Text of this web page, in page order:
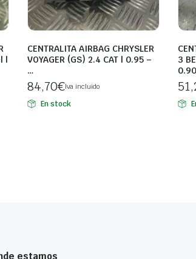
|
CENTRALITA AIRBAG CHRYSLER
VOYAGER (GS) 2.4 CAT | 0.95 –
…
84,70€Iva incluido
En stock
3
estamos